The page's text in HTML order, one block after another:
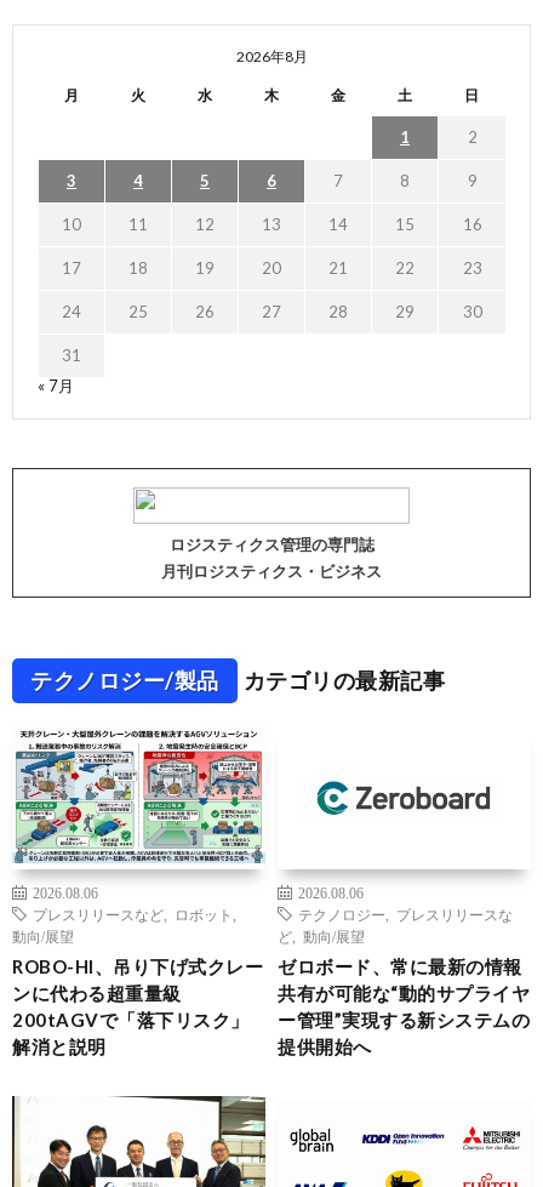
2026年8月
月 火 水 木 金 土 日
1 2
3 4 5 6 7 8 9
10 11 12 13 14 15 16
17 18 19 20 21 22 23
24 25 26 27 28 29 30
31
« 7月
ロジスティクス管理の専門誌
月刊ロジスティクス・ビジネス
テクノロジー/製品 カテゴリの最新記事
2026.08.06
プレスリリースなど
ロボット
動向/展望
ROBO-HI、吊り下げ式クレー
ンに代わる超重量級
200tAGVで「落下リスク」
解消と説明
2026.08.06
テクノロジー
プレスリリースな
ど
動向/展望
ゼロボード、常に最新の情報
共有が可能な“動的サプライヤ
ー管理”実現する新システムの
提供開始へ